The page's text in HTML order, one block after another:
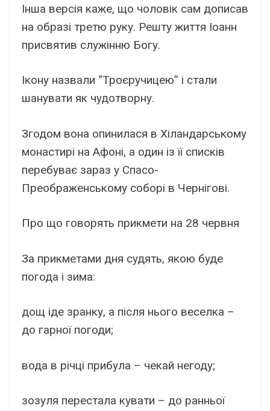
Інша версія каже, що чоловік сам дописав
на образі третю руку. Решту життя Іоанн
присвятив служінню Богу.
Ікону назвали “Троєручицею” і стали
шанувати як чудотворну.
Згодом вона опинилася в Хіландарському
монастирі на Афоні, а один із її списків
перебуває зараз у Спасо-
Преображенському соборі в Чернігові.
Про що говорять прикмети на 28 червня
За прикметами дня судять, якою буде
погода і зима:
дощ іде зранку, а після нього веселка –
до гарної погоди;
вода в річці прибула – чекай негоду;
зозуля перестала кувати – до ранньої